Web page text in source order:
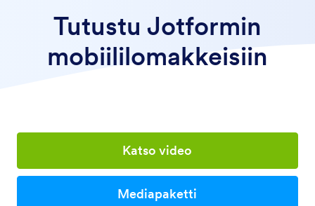
Tutustu Jotformin
mobiililomakkeisiin
Katso video
Mediapaketti